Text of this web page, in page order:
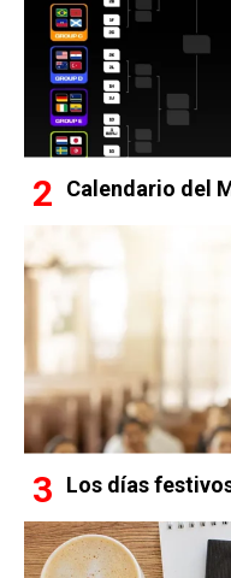
Calendario del
Los días